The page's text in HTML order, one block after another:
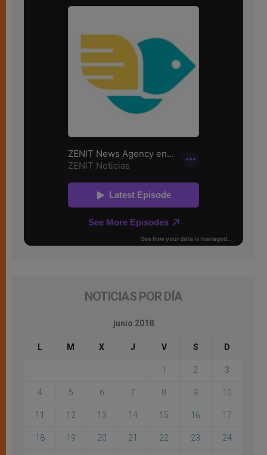
NOTICIAS POR DÍA
junio 2018
L M X J V S D
1 2 3
4 5 6 7 8 9 10
11 12 13 14 15 16 17
18 19 20 21 22 23 24